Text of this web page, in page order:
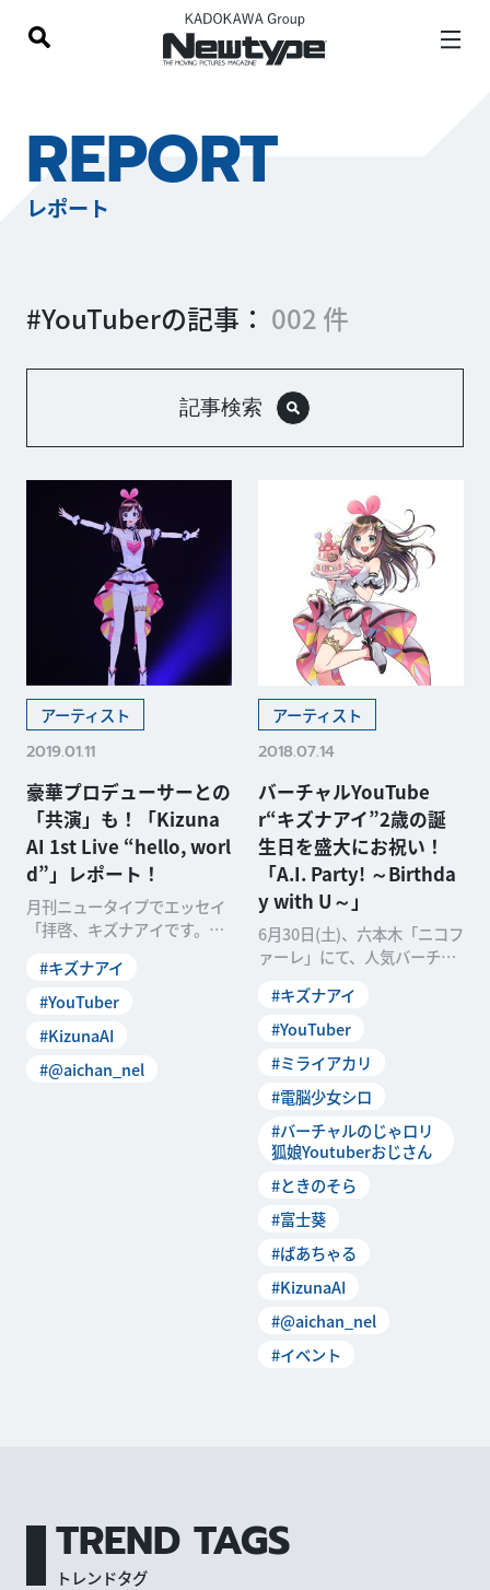
REPORT
レポート
#YouTuberの記事： 002 件
記事検索
アーティスト
2019.01.11
豪華プロデューサーとの
「共演」も！「Kizuna
AI 1st Live “hello, worl
d”」レポート！
月刊ニュータイプでエッセイ
「拝啓、キズナアイです。」
YouTuber「キズ
#キズナアイ
#YouTuber
#KizunaAI
#@aichan_nel
アーティスト
2018.07.14
バーチャルYouTube
r“キズナアイ”2歳の誕
生日を盛大にお祝い！
「A.I. Party! ～Birthda
y with U～」
6月30日(土)、六本木「ニコフ
ァーレ」にて、人気バーチャ
ナ#キズナアイ
#YouTuber
#ミライアカリ
#電脳少女シロ
#バーチャルのじゃロリ
狐娘Youtuberおじさん
#ときのそら
#富士葵
#ばあちゃる
#KizunaAI
#@aichan_nel
#イベント
TREND TAGS
トレンドタグ